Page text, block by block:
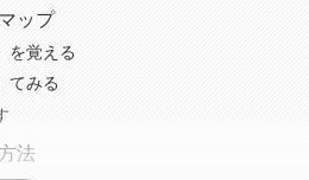
ップ
を覚える
てみる
法